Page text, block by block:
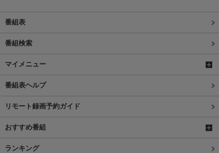
番組表
番組検索
マイメニュー
番組表ヘルプ
リモート録画予約ガイド
おすすめ番組
ランキング